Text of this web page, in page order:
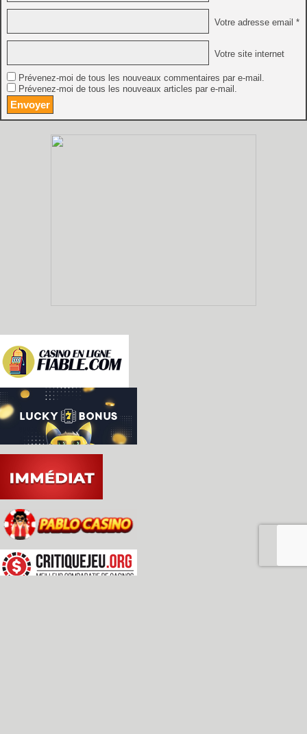
Votre adresse email *
Votre site internet
Prévenez-moi de tous les nouveaux commentaires par e-mail.
Prévenez-moi de tous les nouveaux articles par e-mail.